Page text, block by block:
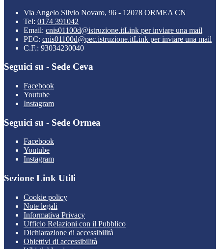
Via Angelo Silvio Novaro, 96 - 12078 ORMEA CN
Tel: 0174 391042
Email: cnis01100d@istruzione.itLink per inviare una mail
PEC: cnis01100d@pec.istruzione.itLink per inviare una mail
C.F.: 93034230040
Seguici su - Sede Ceva
Facebook
Youtube
Instagram
Seguici su - Sede Ormea
Facebook
Youtube
Instagram
Sezione Link Utili
Cookie policy
Note legali
Informativa Privacy
Ufficio Relazioni con il Pubblico
Dichiarazione di accessibilità
Obiettivi di accessibilità